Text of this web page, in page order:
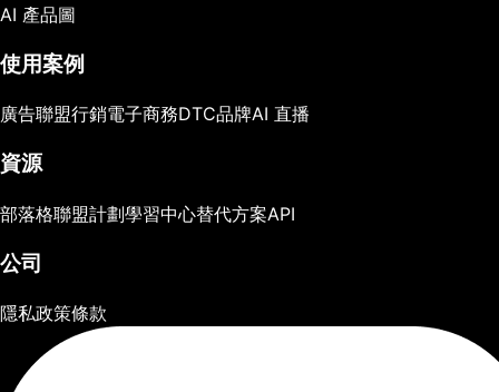
AI 產品圖
使用案例
廣告聯盟行銷電子商務DTC品牌AI 直播
資源
部落格聯盟計劃學習中心替代方案API
公司
隱私政策條款